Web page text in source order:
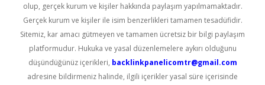
olup, gerçek kurum ve kişiler hakkında paylaşım yapılmamaktadır.
Gerçek kurum ve kişiler ile isim benzerlikleri tamamen tesadüfidir.
Sitemiz, kar amacı gütmeyen ve tamamen ücretsiz bir bilgi paylaşım
platformudur. Hukuka ve yasal düzenlemelere aykırı olduğunu
düşündüğünüz içerikleri, backlinkpanelicomtr@gmail.com
adresine bildirmeniz halinde, ilgili içerikler yasal süre içerisinde